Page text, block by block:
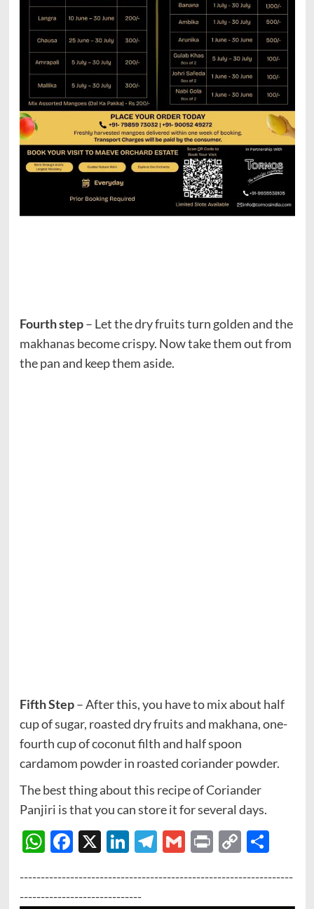
Fourth step– Let the dry fruits turn golden and the
makhanas become crispy. Now take them out from
the pan and keep them aside.
Fifth Step– After this, you have to mix about half
cup of sugar, roasted dry fruits and makhana, one-
fourth cup of coconut filth and half spoon
cardamom powder in roasted coriander powder.
The best thing about this recipe of Coriander
Panjiri is that you can store it for several days.
WhatsApp
Facebook
X LinkedIn
Telegram
Gmail
Print
Copy
-----------------------------------------------------------------
-----------------------------